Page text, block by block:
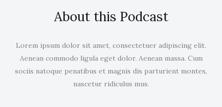
About this Podcast
Lorem ipsum dolor sit amet, consectetuer adipiscing elit.
Aenean commodo ligula eget dolor. Aenean massa. Cum
sociis natoque penatibus et magnis dis parturient montes,
nascetur ridiculus mus.